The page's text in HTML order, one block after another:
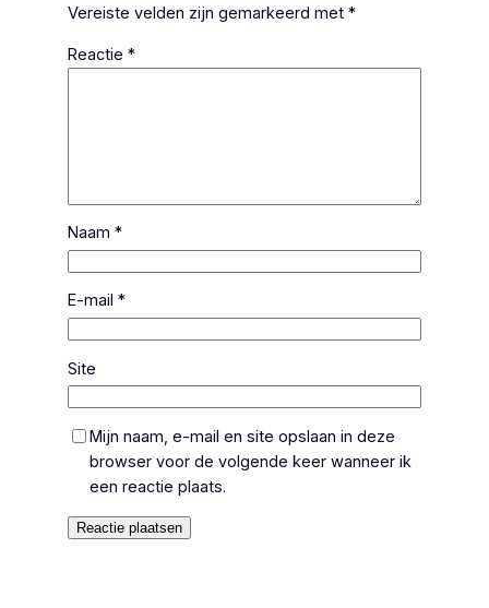
Vereiste velden zijn gemarkeerd met *
Reactie *
Naam *
E-mail *
Site
Mijn naam, e-mail en site opslaan in deze
browser voor de volgende keer wanneer ik
een reactie plaats.